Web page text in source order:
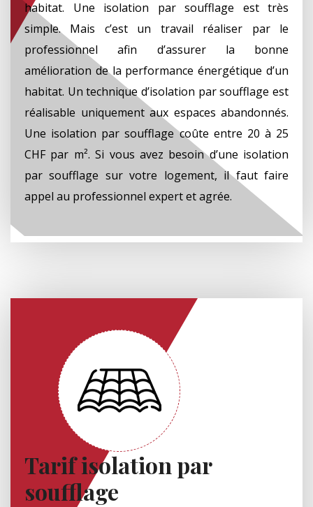
habitat. Une isolation par soufflage est très
simple. Mais c’est un travail réaliser par le
professionnel afin d’assurer la bonne
amélioration de la performance énergétique d’un
habitat. Un technique d’isolation par soufflage est
réalisable uniquement aux espaces abandonnés.
Une isolation par soufflage coûte entre 20 à 25
CHF par m². Si vous avez besoin d’une isolation
par soufflage sur votre logement, il faut faire
appel au professionnel expert et agrée.
Tarif isolation par
soufflage